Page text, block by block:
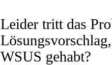
Leider tritt das
WSUS gehabt?